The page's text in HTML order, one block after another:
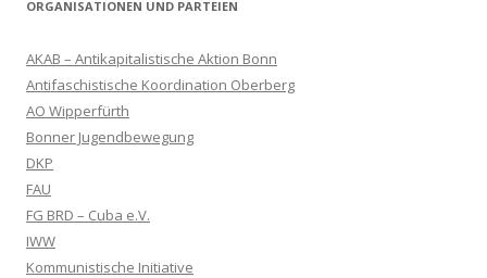
ORGANISATIONEN UND PARTEIEN
AKAB – Antikapitalistische Aktion Bonn
Antifaschistische Koordination Oberberg
AO Wipperfürth
Bonner Jugendbewegung
DKP
FAU
FG BRD – Cuba e.V.
IWW
Kommunistische Initiative